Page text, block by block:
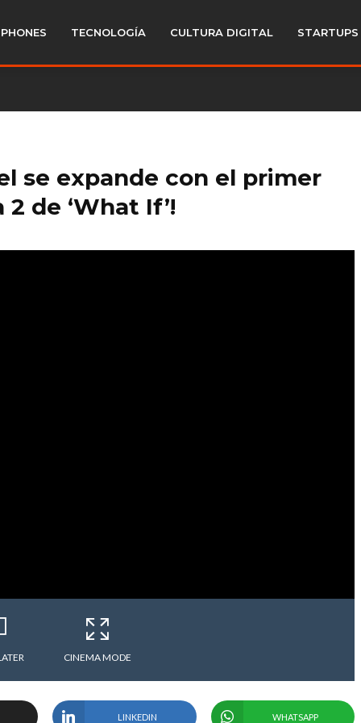
TECNOLOGÍA CULTURA DIGITAL STARTUPS
se expande con el primer
de ‘What If’!
CINEMA MODE
LINKEDIN WHATSAPP